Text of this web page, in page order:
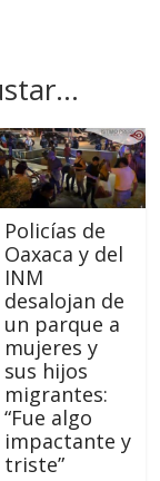
Policías de
Oaxaca y del
INM
desalojan de
un parque a
mujeres y
sus hijos
migrantes:
“Fue algo
impactante y
triste”